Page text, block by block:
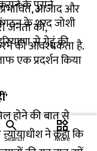
आजाद और
जनता को,
की आवश्यकता है.
के पुराने
के शरद जोशी
से गेहूं की
एक प्रदर्शन किया
होने की बात से
ने कहा कि
Search
widgets
More